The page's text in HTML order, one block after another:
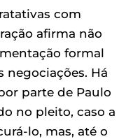
com
afirma não
formal
negociações. Há
parte de Paulo
no pleito, caso a
lo, mas, até o